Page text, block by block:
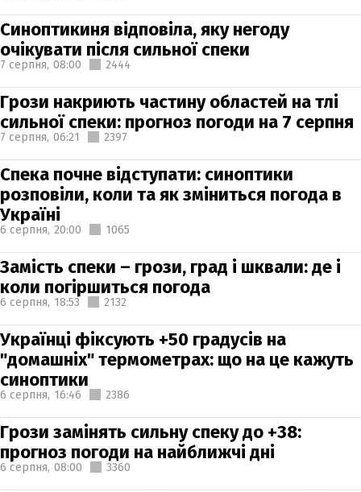
Синоптикиня відповіла, яку негоду
очікувати після сильної спеки
7 серпня, 08:00 2444
Грози накриють частину областей на тлі
сильної спеки: прогноз погоди на 7 серпня
7 серпня, 06:21 2397
Спека почне відступати: синоптики
розповіли, коли та як зміниться погода в
Україні
6 серпня, 20:00 1065
Замість спеки – грози, град і шквали: де і
коли погіршиться погода
6 серпня, 18:53 2132
Українці фіксують +50 градусів на
"домашніх" термометрах: що на це кажуть
синоптики
6 серпня, 16:46 2386
Грози замінять сильну спеку до +38:
прогноз погоди на найближчі дні
6 серпня, 08:00 3360